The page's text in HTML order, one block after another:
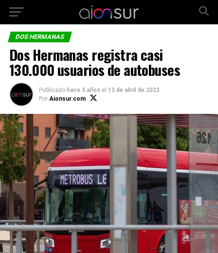
DOS HERMANAS
Dos Hermanas registra casi
130.000 usuarios de autobuses
Publicado hace 3 años el 13 de abril de 2023
Por Aionsur.com